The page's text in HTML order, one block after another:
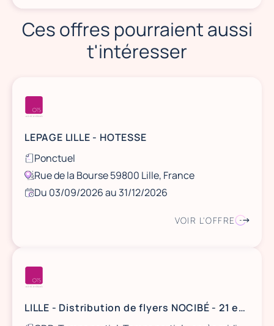
Ces offres pourraient aussi
t'intéresser
LEPAGE LILLE - HOTESSE
Ponctuel
Rue de la Bourse 59800 Lille, France
Du 03/09/2026 au 31/12/2026
VOIR L'OFFRE
LILLE - Distribution de flyers NOCIBÉ - 21 et 22 août / 28 et 29 août